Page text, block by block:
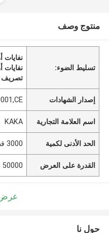
منتوج وصف
تسليط الضوء:
نفايات
نفايات
تصريف
إصدار الشهادات
اسم العلامة التجارية KAKA
الحد الأدنى لكمية 3000 قطعة
القدرة على العرض 50000 قطعة
عرض
حول نا